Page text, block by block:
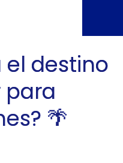
el destino
para
🌴